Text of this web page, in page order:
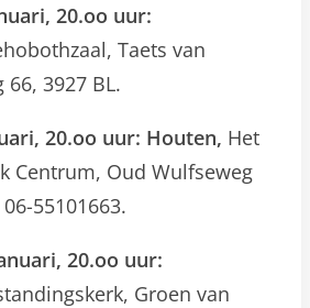
20.oo uur:
Taets van
3927 BL.
20.oo uur: Houten, Het
Centrum, Oud Wulfseweg
55101663.
20.oo uur:
Groen van